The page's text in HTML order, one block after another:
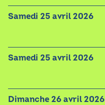
samedi 25 avril 2026
samedi 25 avril 2026
dimanche 26 avril 2026